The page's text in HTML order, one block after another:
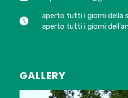
aperto tutti i giorni della
aperto tutti i giorni
GALLERY